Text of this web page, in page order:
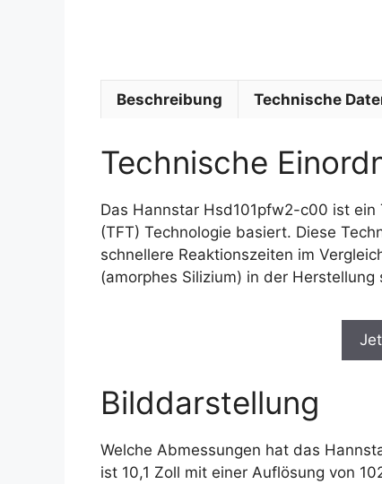
Beschreibung Technische
Technische
Das Hannstar Hsd101pfw2-c00 ist
(TFT) Technologie basiert. Diese
schnellere Reaktionszeiten im
(amorphes Silizium) in der
Bilddarstellung
Welche Abmessungen hat das
ist 10,1 Zoll mit einer Auflösung von